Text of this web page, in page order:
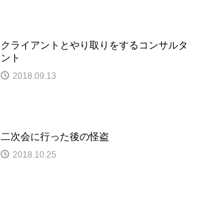
クライアントとやり取りをするコンサルタ
ント
2018.09.13
二次会に行った後の怪盗
2018.10.25